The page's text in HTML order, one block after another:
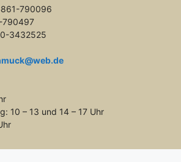
790096
790497
3432525
10 – 13 und 14 – 17 Uhr